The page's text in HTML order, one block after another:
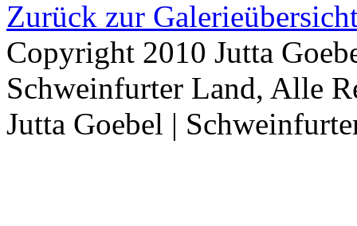
Zurück zur
Copyright 2010 Jutta
Schweinfurter Land, Alle
Jutta Goebel |